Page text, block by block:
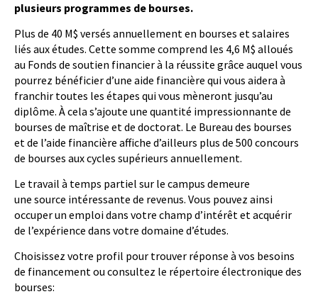
plusieurs programmes de bourses.
Plus de 40 M$ versés annuellement en bourses et salaires
liés aux études. Cette somme comprend les 4,6 M$ alloués
au Fonds de soutien financier à la réussite grâce auquel vous
pourrez bénéficier d’une aide financière qui vous aidera à
franchir toutes les étapes qui vous mèneront jusqu’au
diplôme. À cela s’ajoute une quantité impressionnante de
bourses de maîtrise et de doctorat. Le Bureau des bourses
et de l’aide financière affiche d’ailleurs plus de 500 concours
de bourses aux cycles supérieurs annuellement.
Le travail à temps partiel sur le campus demeure
une source intéressante de revenus. Vous pouvez ainsi
occuper un emploi dans votre champ d’intérêt et acquérir
de l’expérience dans votre domaine d’études.
Choisissez votre profil pour trouver réponse à vos besoins
de financement ou consultez le répertoire électronique des
bourses: